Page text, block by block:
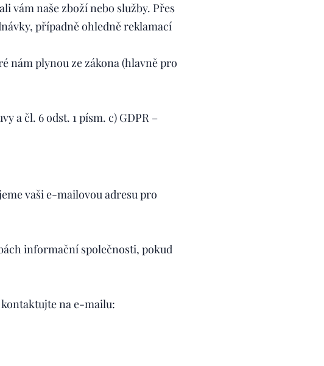
vám naše zboží nebo služby. Přes
případně ohledně reklamací
nám plynou ze zákona (hlavně pro
a čl. 6 odst. 1 písm. c) GDPR –
vaši e-mailovou adresu pro
informační společnosti, pokud
na e-mailu: